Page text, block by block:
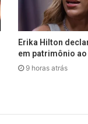
Erika Hilton
em patrimônio ao
9 horas atrás